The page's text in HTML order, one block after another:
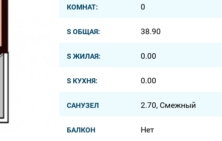
КОМНАТ: 0
S ОБЩАЯ: 38.90
S ЖИЛАЯ: 0.00
S КУХНЯ: 0.00
САНУЗЕЛ 2.70, Смежный
БАЛКОН Нет